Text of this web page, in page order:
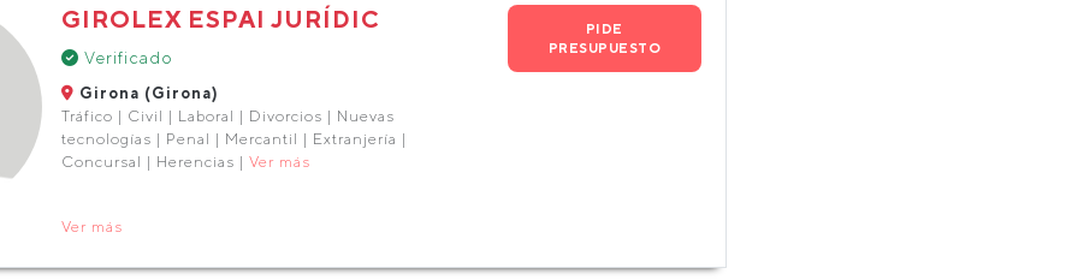
GIROLEX ESPAI JURÍDIC
Verificado
Girona (Girona)
Tráfico | Civil | Laboral | Divorcios | Nuevas
tecnologías | Penal | Mercantil | Extranjería |
Concursal | Herencias | Ver más
PIDE
PRESUPUESTO
Ver más